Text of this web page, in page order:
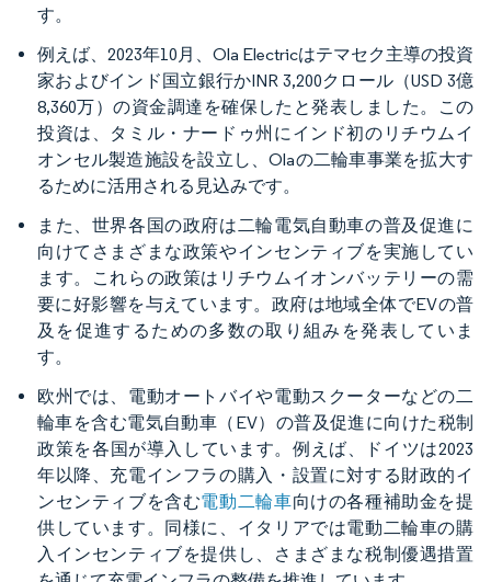
す。
例えば、2023年10月、Ola Electricはテマセク主導の投資
家およびインド国立銀行かINR 3,200クロール（USD 3億
8,360万）の資金調達を確保したと発表しました。この
投資は、タミル・ナードゥ州にインド初のリチウムイ
オンセル製造施設を設立し、Olaの二輪車事業を拡大す
るために活用される見込みです。
また、世界各国の政府は二輪電気自動車の普及促進に
向けてさまざまな政策やインセンティブを実施してい
ます。これらの政策はリチウムイオンバッテリーの需
要に好影響を与えています。政府は地域全体でEVの普
及を促進するための多数の取り組みを発表していま
す。
欧州では、電動オートバイや電動スクーターなどの二
輪車を含む電気自動車（EV）の普及促進に向けた税制
政策を各国が導入しています。例えば、ドイツは2023
年以降、充電インフラの購入・設置に対する財政的イ
ンセンティブを含む電動二輪車向けの各種補助金を提
供しています。同様に、イタリアでは電動二輪車の購
入インセンティブを提供し、さまざまな税制優遇措置